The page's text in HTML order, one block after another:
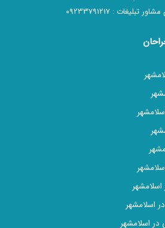
تبلیغات :09233791217
اسلامشهر
اسلامشهر
اسلامشهر